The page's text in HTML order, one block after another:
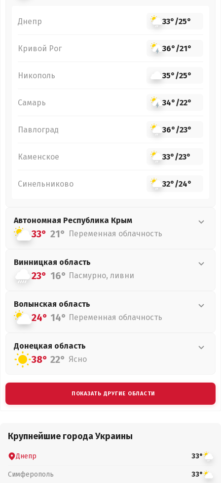
Днепр 33°/25°
Кривой Рог 36°/21°
Никополь 35°/25°
Самарь 34°/22°
Павлоград 36°/23°
Каменское 33°/23°
Синельниково 32°/24°
Автономная Республика Крым
33° 21° Переменная облачность
Винницкая область
23° 16° Пасмурно, ливни
Волынская область
24° 14° Переменная облачность
Донецкая область
38° 22° Ясно
ПОКАЗАТЬ ДРУГИЕ ОБЛАСТИ
Крупнейшие города Украины
Днепр 33°
Симферополь 33°